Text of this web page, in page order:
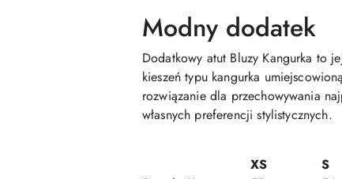
Modny dodatek
Dodatkowy atut Bluzy Kangurka to
kieszeń typu kangurka
rozwiązanie dla przechowywania
własnych preferencji stylistycznych.
XS S